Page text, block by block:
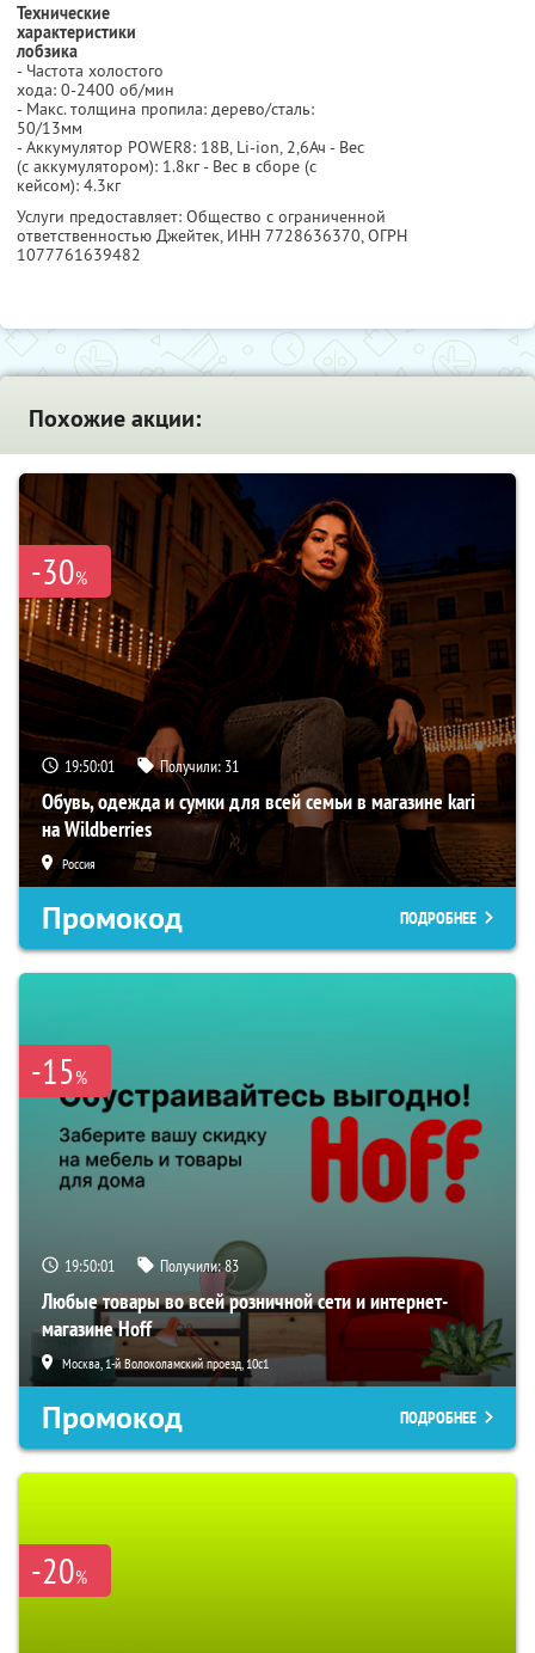
Технические
характеристики
лобзика
- Частота холостого
хода: 0-2400 об/мин
- Макс. толщина пропила: дерево/сталь:
50/13мм
- Аккумулятор POWER8: 18В, Li-ion, 2,6Ач - Вес
(с аккумулятором): 1.8кг - Вес в сборе (с
кейсом): 4.3кг
Услуги предоставляет: Общество с ограниченной
ответственностью Джейтек, ИНН 7728636370, ОГРН
1077761639482
Похожие акции:
-30%
19:50:00 Получили: 31
Обувь, одежда и сумки для всей семьи в магазине kari
на Wildberries
Россия
Промокод ПОДРОБНЕЕ
-15%
19:50:00 Получили:83
Любые товары во всей розничной сети и интернет-
магазине Hoff
Москва, 1-й Волоколамский проезд, 10с1
Промокод ПОДРОБНЕЕ
-20%